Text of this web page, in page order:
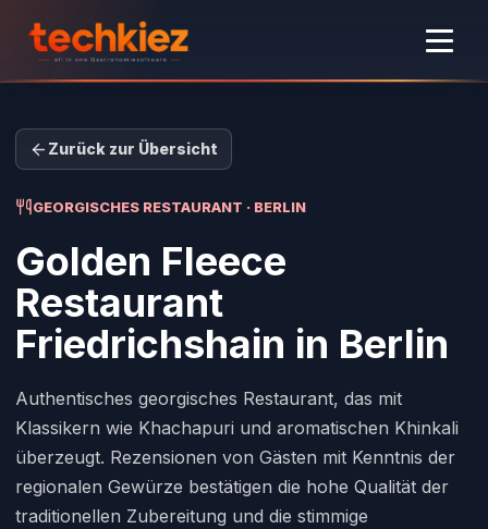
Zurück zur Übersicht
GEORGISCHES RESTAURANT · BERLIN
Golden Fleece
Restaurant
Friedrichshain in Berlin
Authentisches georgisches Restaurant, das mit
Klassikern wie Khachapuri und aromatischen Khinkali
überzeugt. Rezensionen von Gästen mit Kenntnis der
regionalen Gewürze bestätigen die hohe Qualität der
traditionellen Zubereitung und die stimmige